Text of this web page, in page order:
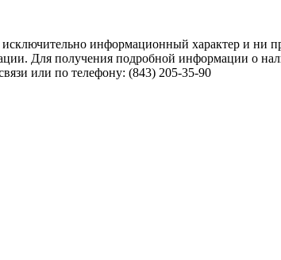
информационный характер и ни
Для получения подробной информации о
или по телефону: (843) 205-35-90